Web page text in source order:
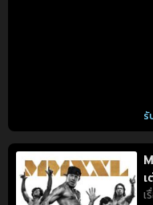
รั
เ